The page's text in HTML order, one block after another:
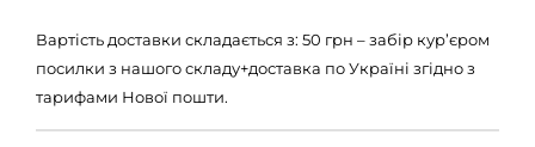
Вартість доставки складається з: 50 грн – забір кур’єром
посилки з нашого складу+доставка по Україні згідно з
тарифами Нової пошти.